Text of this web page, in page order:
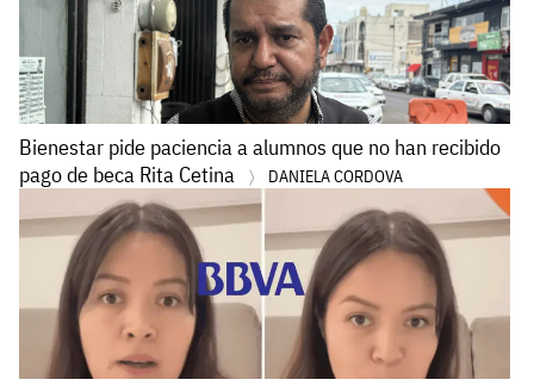
Bienestar pide paciencia a alumnos que no han recibido
pago de beca Rita Cetina
DANIELA CORDOVA